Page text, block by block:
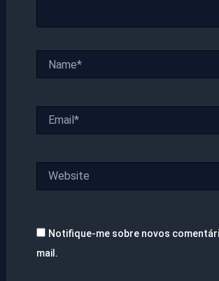
Notifique-me sobre novos
mail.